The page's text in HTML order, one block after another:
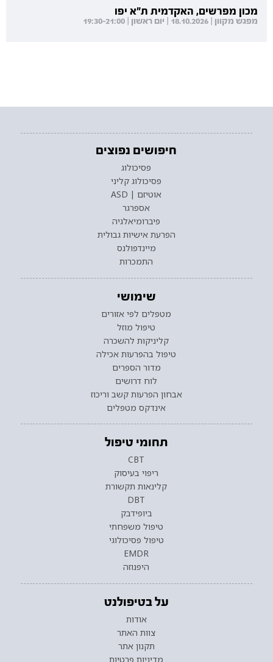
מכון מפרשים, האקדמית ת"א יפו
מפגש מקוון | 18.10.2026 | יום ראשון | 19:30-21:00
חיפושים נפוצים
פסיכולוג
פסיכולוג קליני
אוטיזם | ASD
אספרגר
פיברומיאלגיה
הפרעת אישיות גבולית
מיינדפולנס
התמכרות
שימושי
מטפלים לפי אזורים
טיפול מוזל
קליניקות להשכרה
טיפול בהפרעות אכילה
מדור הספרים
לוח דרושים
אבחון הפרעות קשב וריכוז
אינדקס מטפלים
תחומי טיפול
CBT
ריפוי בעיסוק
קלינאות תקשורת
DBT
ביופידבק
טיפול משפחתי
טיפול פסיכולוגי
EMDR
היפנוזה
על בטיפולנט
אודות
צוות האתר
תקנון אתר
מדיניות פרטיות